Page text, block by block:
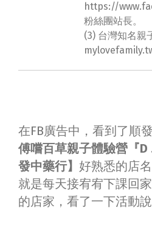
https://
粉絲團站長。
(3) 台灣知名親
在FB廣告中，看到了順
傅嚐百草親子體驗營『D
發中藥行】 好熟悉的店
就是每天接宥宥下課回
的店家，看了一下活動說